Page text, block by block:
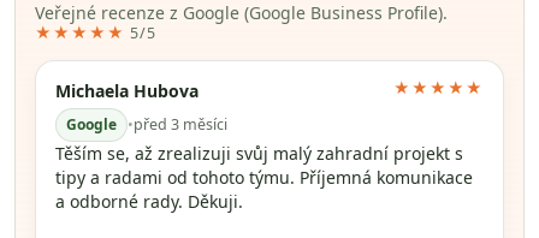
Veřejné recenze z Google (Google Business Profile).
★★★★★ 5/5
Michaela Hubova
Google •před 3 měsíci
★★★★★
Těším se, až zrealizuji svůj malý zahradní projekt s
tipy a radami od tohoto týmu. Příjemná komunikace
a odborné rady. Děkuji.